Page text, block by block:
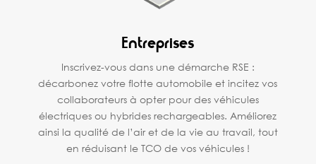
Entreprises
Inscrivez-vous dans une démarche RSE :
décarbonez votre flotte automobile et incitez vos
collaborateurs à opter pour des véhicules
électriques ou hybrides rechargeables. Améliorez
ainsi la qualité de l’air et de la vie au travail, tout
en réduisant le TCO de vos véhicules !